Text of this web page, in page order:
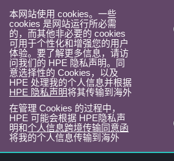
本网站使用 cookies。一些
cookies 是网站运行所必需
的，而其他非必要的 cookies
可用于个性化和增强您的用户
体验。要了解更多信息，请访
问我们的 HPE 隐私声明。同
意选择性的 Cookies，以及
HPE 处理我的个人信息并根据
HPE 隐私声明将其传输到海外
在管理 Cookies 的过程中，
HPE 可能会根据 HPE隐私声
明和个人信息跨境传输同意函
将我的个人信息传输到海外